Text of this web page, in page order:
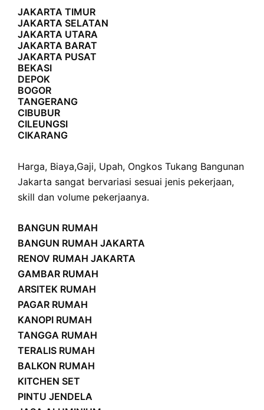
JAKARTA TIMUR
JAKARTA SELATAN
JAKARTA UTARA
JAKARTA BARAT
JAKARTA PUSAT
BEKASI
DEPOK
BOGOR
TANGERANG
CIBUBUR
CILEUNGSI
CIKARANG
Harga, Biaya,Gaji, Upah, Ongkos Tukang Bangunan
Jakarta sangat bervariasi sesuai jenis pekerjaan,
skill dan volume pekerjaanya.
BANGUN RUMAH
BANGUN RUMAH JAKARTA
RENOV RUMAH JAKARTA
GAMBAR RUMAH
ARSITEK RUMAH
PAGAR RUMAH
KANOPI RUMAH
TANGGA RUMAH
TERALIS RUMAH
BALKON RUMAH
KITCHEN SET
PINTU JENDELA